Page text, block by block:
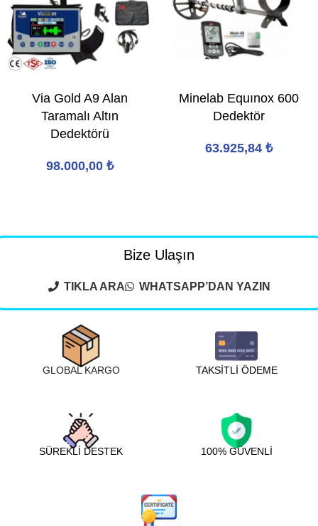
Via Gold A9 Alan
Taramalı Altın
Dedektörü
98.000,00 ₺
Minelab Equınox 600
Dedektör
63.925,84 ₺
Bize Ulaşın
TIKLA ARA WHATSAPP’DAN YAZIN
GLOBAL KARGO TAKSİTLİ ÖDEME
SÜREKLİ DESTEK 100% GÜVENLİ